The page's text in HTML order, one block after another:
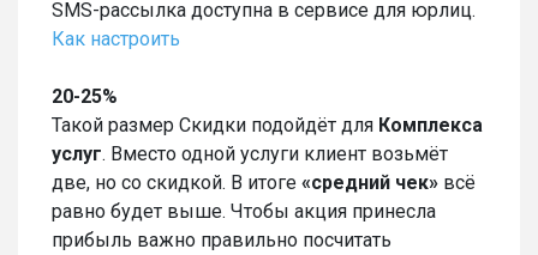
SMS-рассылка доступна в сервисе для юрлиц.
Как настроить
20-25%
Такой размер Скидки подойдёт для Комплекса
услуг. Вместо одной услуги клиент возьмёт
две, но со скидкой. В итоге «средний чек» всё
равно будет выше. Чтобы акция принесла
прибыль важно правильно посчитать